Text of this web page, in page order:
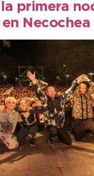
primera
Necochea